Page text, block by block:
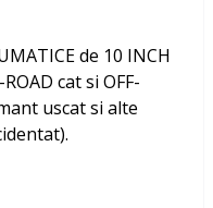
de 10 INCH
cat si OFF-
uscat si alte